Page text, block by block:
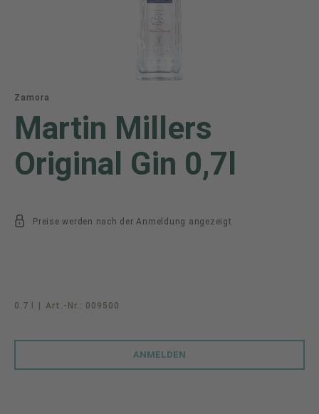
Zamora
Martin Millers
Original Gin 0,7l
Preise werden nach der Anmeldung angezeigt.
0.7 l Art.-Nr.: 009500
ANMELDEN